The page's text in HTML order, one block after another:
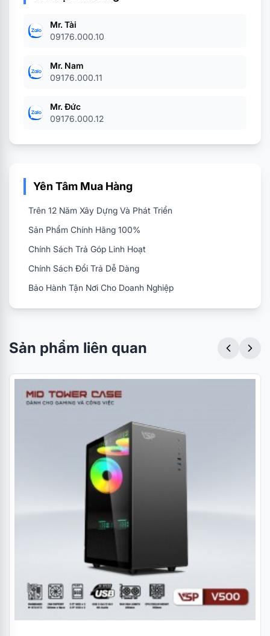
Mr. Tài
09176.000.10
Mr. Nam
09176.000.11
Mr. Đức
09176.000.12
Yên Tâm Mua Hàng
Trên 12 Năm Xây Dựng Và Phát Triển
Sản Phẩm Chính Hãng 100%
Chính Sách Trả Góp Linh Hoạt
Chính Sách Đổi Trả Dễ Dàng
Bảo Hành Tận Nơi Cho Doanh Nghiệp
Sản phẩm liên quan